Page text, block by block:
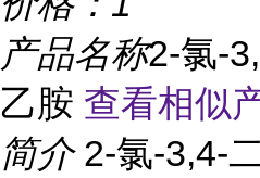
产品名称2-氯-
乙胺 查看相似
简介 2-氯-3,4-